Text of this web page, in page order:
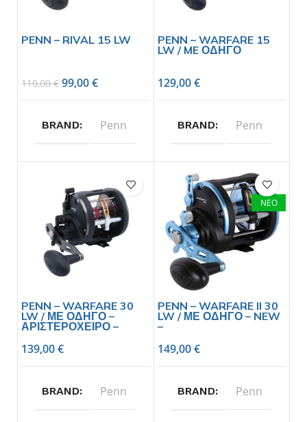
PENN – RIVAL 15 LW
110,00€ 99,00€
BRAND Penn
PENN – WARFARE 15
LW / ME ΟΔΗΓΟ
129,00€
BRAND Penn
PENN – WARFARE 30
LW / ΜΕ ΟΔΗΓΟ –
ΑΡΙΣΤΕΡΟΧΕΙΡΟ –
139,00€
BRAND Penn
ΝΕΟ
PENN – WARFARE II 30
LW / ΜΕ ΟΔΗΓΟ – NEW
–
149,00€
BRAND Penn